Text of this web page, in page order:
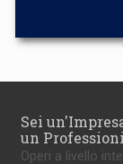
Sei
un
Operi a livello